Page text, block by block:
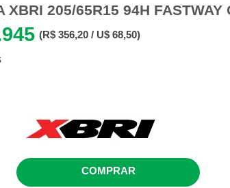
XBRI 205/65R15 94H FASTWAY
(R$ 356,20 / U$ 68,50)
COMPRAR